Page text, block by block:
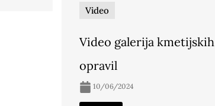
Video
Video galerija kmetijskih
opravil
10/06/2024